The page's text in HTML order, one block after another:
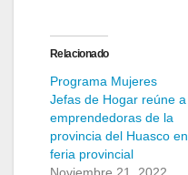
Relacionado
Programa Mujeres
Jefas de Hogar reúne a
emprendedoras de la
provincia del Huasco en
feria provincial